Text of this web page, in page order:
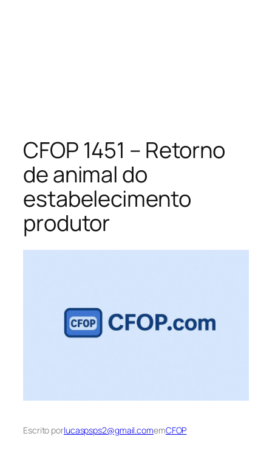
CFOP 1451 – Retorno
de animal do
estabelecimento
produtor
Escrito porlucaspsps2@gmail.comemCFOP